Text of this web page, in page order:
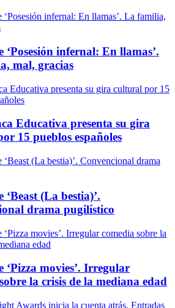
‘Posesión infernal: En llamas’.
mal, gracias
Educativa presenta su gira
15 pueblos españoles
‘Beast (La bestia)’.
drama pugilístico
‘Pizza movies’. Irregular
la crisis de la mediana edad